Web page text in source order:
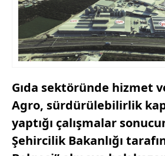
Gıda sektöründe hizmet
Agro, sürdürülebilirlik
yaptığı çalışmalar
Şehircilik Bakanlığı